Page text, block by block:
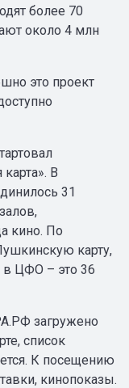
более 70
около 4 млн
это проект
В
31
кино. По
карту,
в ЦФО – это 36
загружено
список
К посещению
кинопоказы.